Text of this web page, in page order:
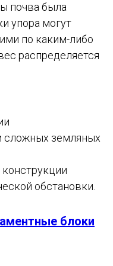
почва была
упора могут
по каким-либо
распределяется
сложных земляных
обстановки.
блоки